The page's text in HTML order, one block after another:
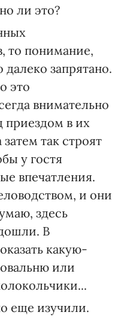
ли это?
то понимание,
запрятано.
это
внимательно
приездом в их
так строят
у гостя
впечатления.
и они
здесь
В
какую-
или
еще изучили.